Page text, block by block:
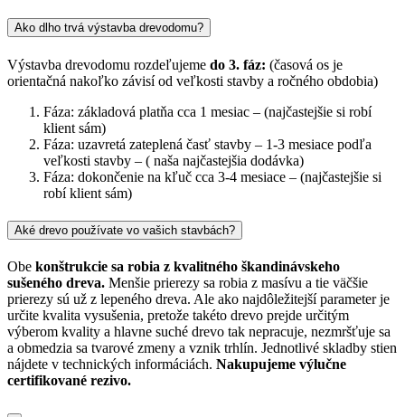
Ako dlho trvá výstavba drevodomu?
Výstavba drevodomu rozdeľujeme do 3. fáz: (časová os je
orientačná nakoľko závisí od veľkosti stavby a ročného obdobia)
Fáza: základová platňa cca 1 mesiac – (najčastejšie si robí
klient sám)
Fáza: uzavretá zateplená časť stavby – 1-3 mesiace podľa
veľkosti stavby – ( naša najčastejšia dodávka)
Fáza: dokončenie na kľuč cca 3-4 mesiace – (najčastejšie si
robí klient sám)
Aké drevo používate vo vašich stavbách?
Obe konštrukcie sa robia z kvalitného škandinávskeho
sušeného dreva. Menšie prierezy sa robia z masívu a tie väčšie
prierezy sú už z lepeného dreva. Ale ako najdôležitejší parameter je
určite kvalita vysušenia, pretože takéto drevo prejde určitým
výberom kvality a hlavne suché drevo tak nepracuje, nezmršťuje sa
a obmedzia sa tvarové zmeny a vznik trhlín. Jednotlivé skladby stien
nájdete v technických informáciách. Nakupujeme výlučne
certifikované rezivo.